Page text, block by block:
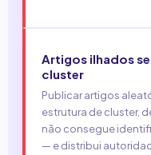
Artigos ilhados
cluster
Publicar artigos
estrutura de cluster,
não consegue
— e distribui